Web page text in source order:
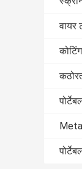
वायर